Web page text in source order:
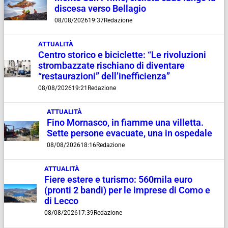
discesa verso Bellagio
08/08/202619:37Redazione
ATTUALITÀ
Centro storico e biciclette: “Le rivoluzioni
strombazzate rischiano di diventare
“restaurazioni” dell’inefficienza”
08/08/202619:21 Redazione
ATTUALITÀ
Fino Mornasco, in fiamme una villetta.
Sette persone evacuate, una in ospedale
08/08/202618:16Redazione
ATTUALITÀ
Fiere estere e turismo: 560mila euro
(pronti 2 bandi) per le imprese di Como e
di Lecco
08/08/202617:39 Redazione